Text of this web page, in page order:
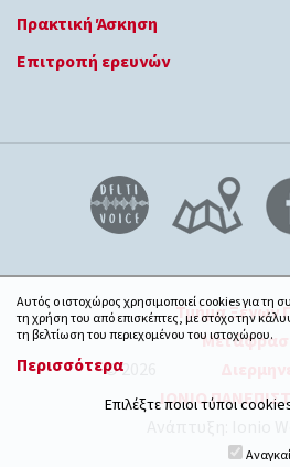
Πρακτική Άσκηση
Επιτροπή ερευνών
© 2026
Τμήμα Ξένων
ΙΟΝΙΟ
Αυτός ο ιστοχώρος χρησιμοποιεί cookies για τη
τη χρήση του από επισκέπτες, με στόχο την
τη βελτίωση του περιεχομένου του ιστοχώρου.
Περισσότερα
Επιλέξτε ποιοι τύποι